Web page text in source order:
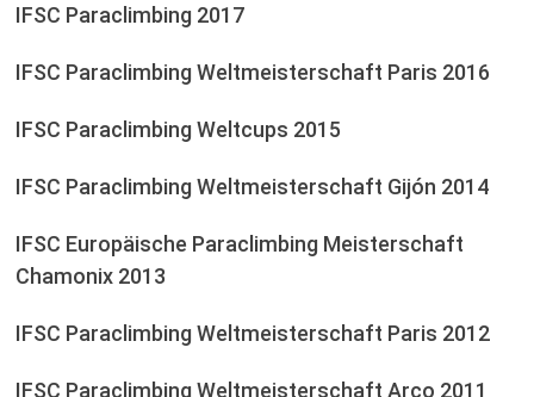
IFSC Paraclimbing 2017
IFSC Paraclimbing Weltmeisterschaft Paris 2016
IFSC Paraclimbing Weltcups 2015
IFSC Paraclimbing Weltmeisterschaft Gijón 2014
IFSC Europäische Paraclimbing Meisterschaft
Chamonix 2013
IFSC Paraclimbing Weltmeisterschaft Paris 2012
IFSC Paraclimbing Weltmeisterschaft Arco 2011